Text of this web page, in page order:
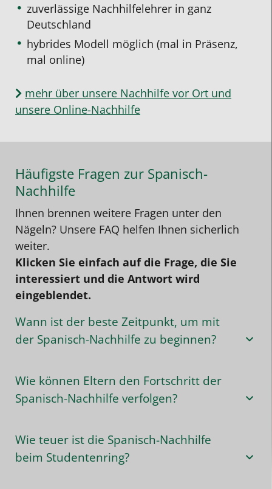
zuverlässige Nachhilfelehrer in ganz
Deutschland
hybrides Modell möglich (mal in Präsenz,
mal online)
mehr über unsere Nachhilfe vor Ort und
unsere Online-Nachhilfe
Häufigste Fragen zur Spanisch-
Nachhilfe
Ihnen brennen weitere Fragen unter den
Nägeln? Unsere FAQ helfen Ihnen sicherlich
weiter.
Klicken Sie einfach auf die Frage, die Sie
interessiert und die Antwort wird
eingeblendet.
Wann ist der beste Zeitpunkt, um mit
der Spanisch-Nachhilfe zu beginnen?
Wie können Eltern den Fortschritt der
Spanisch-Nachhilfe verfolgen?
Wie teuer ist die Spanisch-Nachhilfe
beim Studentenring?